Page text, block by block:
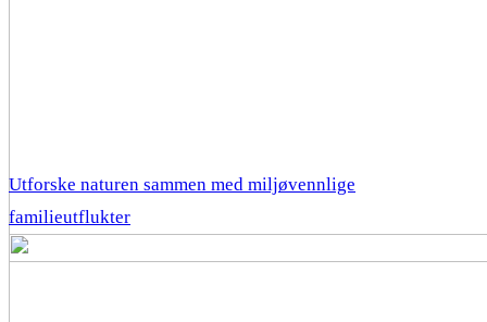
Utforske naturen sammen med miljøvennlige
familieutflukter